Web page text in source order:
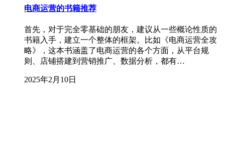
电商运营的书籍推荐
首先，对于完全零基础的朋友，建议从一些概论性质的
书籍入手，建立一个整体的框架。比如《电商运营全攻
略》，这本书涵盖了电商运营的各个方面，从平台规
则、店铺搭建到营销推广、数据分析，都有…
2025年2月10日